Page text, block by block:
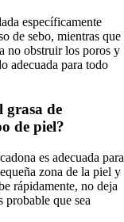
específicamente
de sebo, mientras que
no obstruir los poros y
adecuada para todo
grasa de
de piel?
es adecuada para
zona de la piel y
rápidamente, no deja
probable que sea